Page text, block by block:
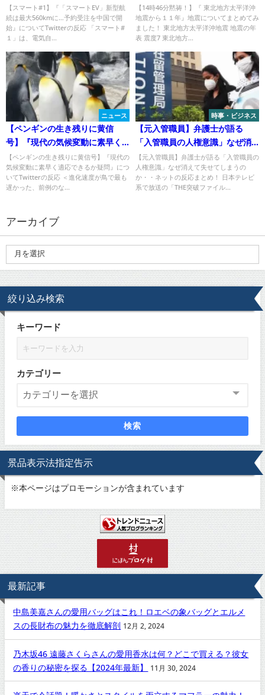
受注を中国で開始
【スマート#1】『「スマートEV」新型航
続は最大560kmに…予約受注を中国で開
始』についてTwitterの反応 「スマート#
１」は、電気自...
についてまとめてみました！
【14時46分黙祷！】『 東北地方太平洋沖
地震から１１年』地震についてまとめてみ
ました！ 東北地方太平洋沖地震 地震の年
表 震度7 東北地方...
ニュース
【ペンギンの生き残りに黄信
号】『現代の気候変動に素早く
適応できるか疑問』について
Twitterの反応
【ペンギンの生き残りに黄信号】『現代の
気候変動に素早く適応できるか疑問』につ
いてTwitterの反応 ＜進化速度が鳥で最も
遅かった、前例のな...
時事・ビジネス
【元入管職員】弁護士が語る
「入管職員の人権意識」なぜ消
えて失せてしまうのか
【元入管職員】弁護士が語る「入管職員の
人権意識」なぜ消えて失せてしまうの
か・・ネットの反応まとめ！ 日本テレビ
系で放送の「THE突破ファイル...
アーカイブ
絞り込み検索
キーワード
カテゴリー
検索
景品表示法指定告示
※本ページはプロモーションが含まれています
最新記事
中島美嘉さんの愛用バッグはこれ！ロエベの象バッグとエルメ
スの長財布の魅力を徹底解剖 12月 2, 2024
乃木坂46 遠藤さくらさんの愛用香水は何？どこで買える？彼女
の香りの秘密を探る【2024年最新】
11月 30, 2024